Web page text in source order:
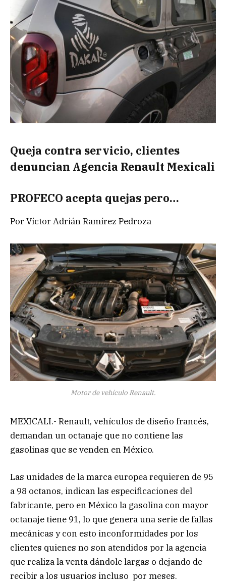
Queja contra servicio, clientes
denuncian Agencia Renault Mexicali
PROFECO acepta quejas pero…
Por Víctor Adrián Ramírez Pedroza
Motor de vehículo Renault.
MEXICALI.- Renault, vehículos de diseño francés,
demandan un octanaje que no contiene las
gasolinas que se venden en México.
Las unidades de la marca europea requieren de 95
a 98 octanos, indican las especificaciones del
fabricante, pero en México la gasolina con mayor
octanaje tiene 91, lo que genera una serie de fallas
mecánicas y con esto inconformidades por los
clientes quienes no son atendidos por la agencia
que realiza la venta dándole largas o dejando de
recibir a los usuarios incluso por meses.